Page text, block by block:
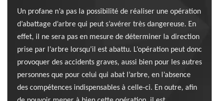
Un profane n’a pas la possibilité de réaliser une opération
d’abattage d’arbre qui peut s’avérer très dangereuse. En
effet, il ne sera pas en mesure de déterminer la direction
prise par l’arbre lorsqu’il est abattu. L’opération peut donc
provoquer des accidents graves, aussi bien pour les autres
personnes que pour celui qui abat l’arbre, en l’absence
des compétences indispensables à celle-ci. En outre, afin